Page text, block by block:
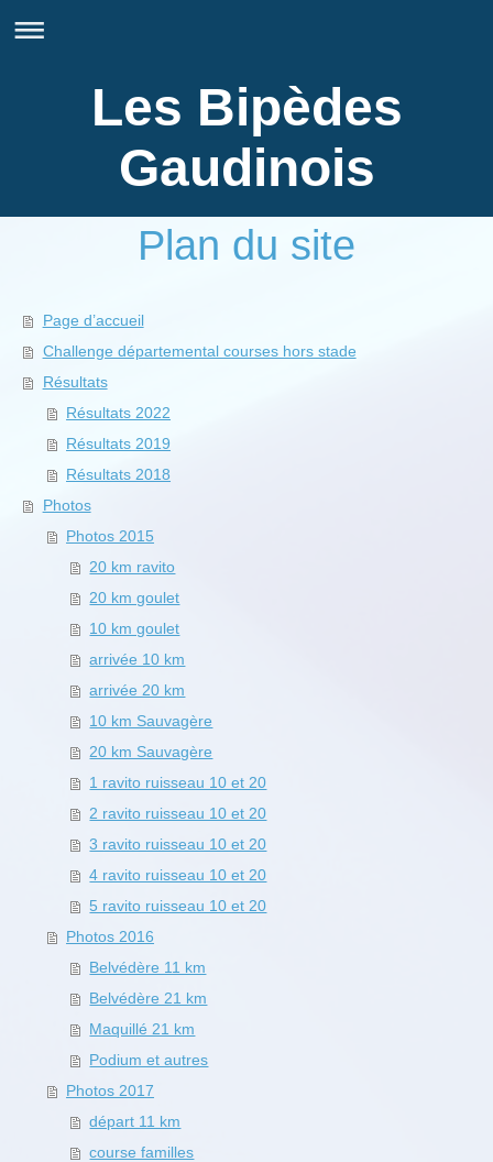
Les Bipèdes
Gaudinois
Plan du site
Page d’accueil
Challenge départemental courses hors stade
Résultats
Résultats 2022
Résultats 2019
Résultats 2018
Photos
Photos 2015
20 km ravito
20 km goulet
10 km goulet
arrivée 10 km
arrivée 20 km
10 km Sauvagère
20 km Sauvagère
1 ravito ruisseau 10 et 20
2 ravito ruisseau 10 et 20
3 ravito ruisseau 10 et 20
4 ravito ruisseau 10 et 20
5 ravito ruisseau 10 et 20
Photos 2016
Belvédère 11 km
Belvédère 21 km
Maquillé 21 km
Podium et autres
Photos 2017
départ 11 km
course familles